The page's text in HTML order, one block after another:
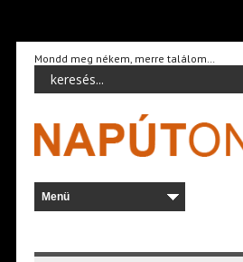
Mondd meg nékem, merre találom…